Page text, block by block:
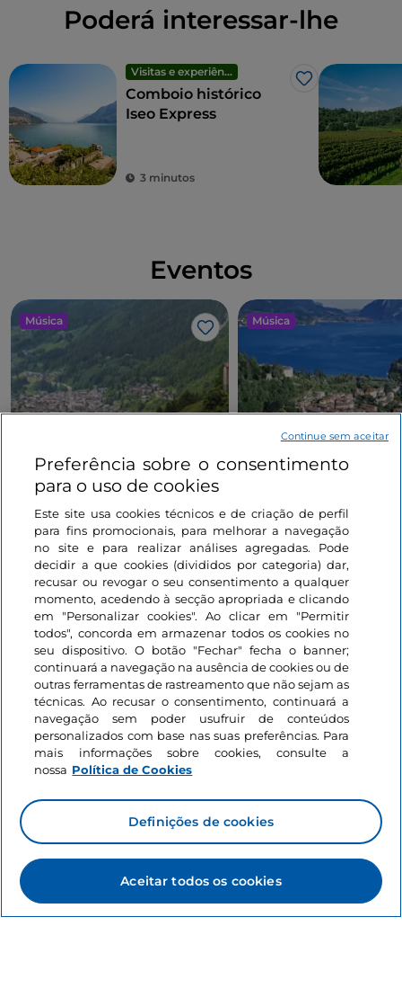
agroturismos imersos na vegetação, onde pode
lombardas acompanhadas de vinhos locais.
Para quem visita estes destinos entre o final do verão
e o outono, muitas aldeias organizam festas e
eventos gastronómicos dedicados aos produtos
típicos, às castanhas e aos vinhos do território.
Poderá interessar-lhe
Visitas e experiências
Gosto
Comboio histórico
Iseo Express
3 minutos
Eventos
Música
Gosto
Concerto ao Amanhecer de
Valdidentro
Lombardia, Sondrio
Música
LakeComo Music
jardins no Lago de
Lombardia, Como
Informações sobre o site
Ligações úteis
Mantenha-se em contacto
Preferência sobre o consentimento
para o uso de cookies
Este site usa cookies técnicos e de criação de perfil
para fins promocionais, para melhorar a navegação
no site e para realizar análises agregadas. Pode
decidir a que cookies (divididos por categoria) dar,
recusar ou revogar o seu consentimento a qualquer
momento, acedendo à secção apropriada e clicando
em "Personalizar cookies". Ao clicar em "Permitir
todos", concorda em armazenar todos os cookies no
seu dispositivo. O botão "Fechar" fecha o banner;
continuará a navegação na ausência de cookies ou de
outras ferramentas de rastreamento que não sejam as
técnicas. Ao recusar o consentimento, continuará a
navegação sem poder usufruir de conteúdos
personalizados com base nas suas preferências. Para
mais informações sobre cookies, consulte a
nossa Política de Cookies
Definições de cookies
Aceitar todos os cookies
Continue sem aceitar